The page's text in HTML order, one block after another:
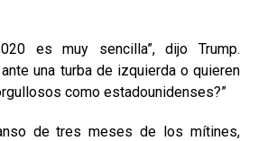
es muy sencilla”, dijo Trump.
una turba de izquierda o quieren
como estadounidenses?”
de tres meses de los mítines,